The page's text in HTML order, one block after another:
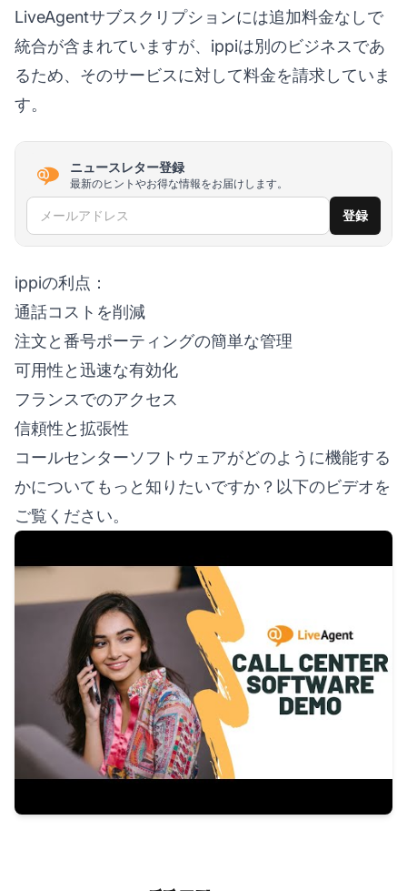
LiveAgentサブスクリプションには追加料金なしで
統合が含まれていますが、ippiは別のビジネスであ
るため、そのサービスに対して料金を請求していま
す。
ニュースレター登録
最新のヒントやお得な情報をお届けします。
メールアドレス 登録
ippiの利点：
通話コストを削減
注文と番号ポーティングの簡単な管理
可用性と迅速な有効化
フランスでのアクセス
信頼性と拡張性
コールセンターソフトウェアがどのように機能する
かについてもっと知りたいですか？以下のビデオを
ご覧ください。